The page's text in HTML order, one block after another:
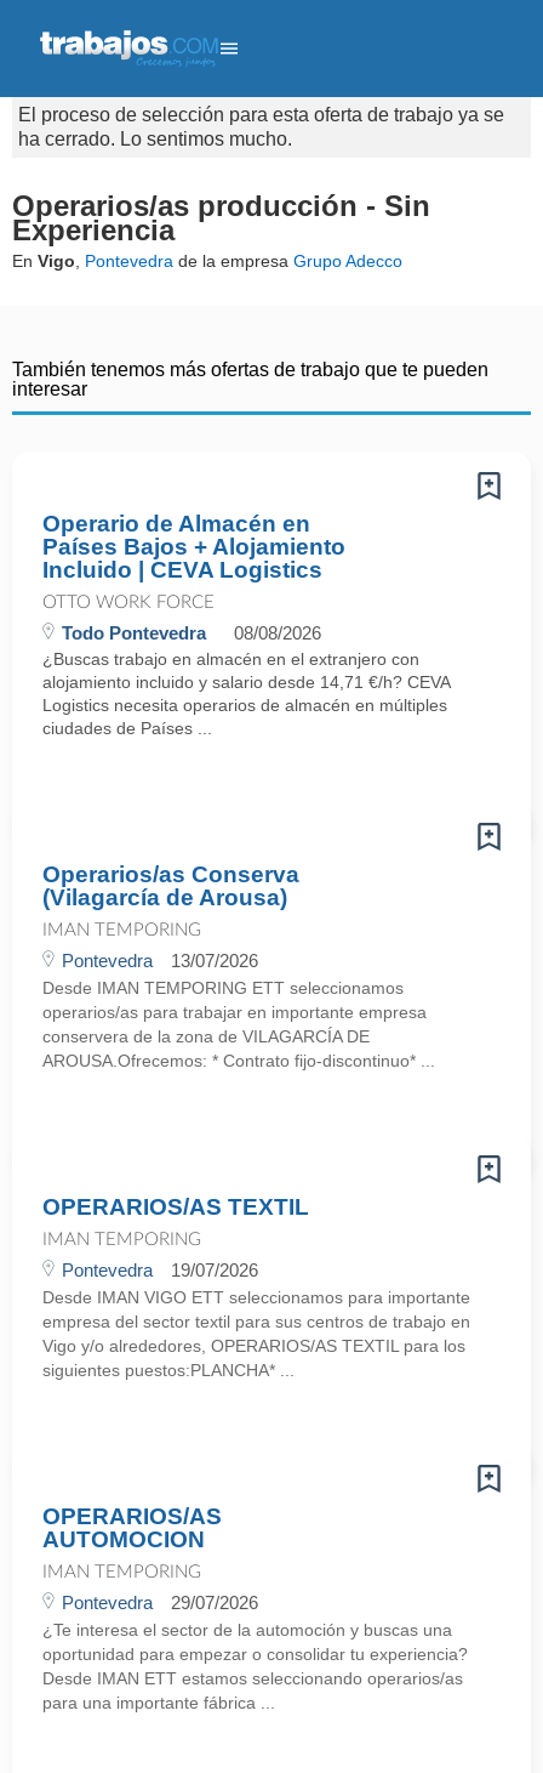
El proceso de selección para esta oferta de trabajo ya se
ha cerrado. Lo sentimos mucho.
Operarios/as producción - Sin
Experiencia
En Vigo Pontevedra de la empresa Grupo Adecco
También tenemos más ofertas de trabajo que te pueden
interesar
Operario de Almacén en
Países Bajos + Alojamiento
Incluido | CEVA Logistics
OTTO WORK FORCE
Todo Pontevedra 08/08/2026
¿Buscas trabajo en almacén en el extranjero con
alojamiento incluido y salario desde 14,71 €/h? CEVA
Logistics necesita operarios de almacén en múltiples
ciudades de Países ...
Operarios/as Conserva
(Vilagarcía de Arousa)
IMAN TEMPORING
Pontevedra 13/07/2026
Desde IMAN TEMPORING ETT seleccionamos
operarios/as para trabajar en importante empresa
conservera de la zona de VILAGARCÍA DE
AROUSA.Ofrecemos: * Contrato fijo-discontinuo* ...
OPERARIOS/AS TEXTIL
IMAN TEMPORING
Pontevedra 19/07/2026
Desde IMAN VIGO ETT seleccionamos para importante
empresa del sector textil para sus centros de trabajo en
Vigo y/o alrededores, OPERARIOS/AS TEXTIL para los
siguientes puestos:PLANCHA* ...
OPERARIOS/AS
AUTOMOCION
IMAN TEMPORING
Pontevedra 29/07/2026
¿Te interesa el sector de la automoción y buscas una
oportunidad para empezar o consolidar tu experiencia?
Desde IMAN ETT estamos seleccionando operarios/as
para una importante fábrica ...